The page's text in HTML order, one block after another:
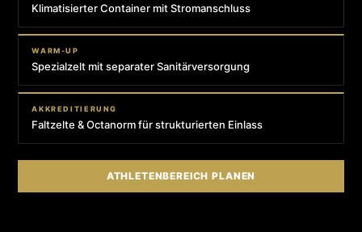
Klimatisierter Container mit Stromanschluss
WARM-UP
Spezialzelt mit separater Sanitärversorgung
AKKREDITIERUNG
Faltzelte & Octanorm für strukturierten Einlass
ATHLETENBEREICH PLANEN